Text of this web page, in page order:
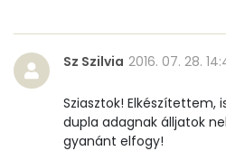
Folsav - B9-vitamin:
Sz Szilvia 2016. 07. 28.
Sziasztok!
dupla adagnak álljatok
gyanánt elfogy!